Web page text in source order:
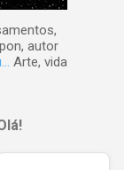
autor
Arte, vida